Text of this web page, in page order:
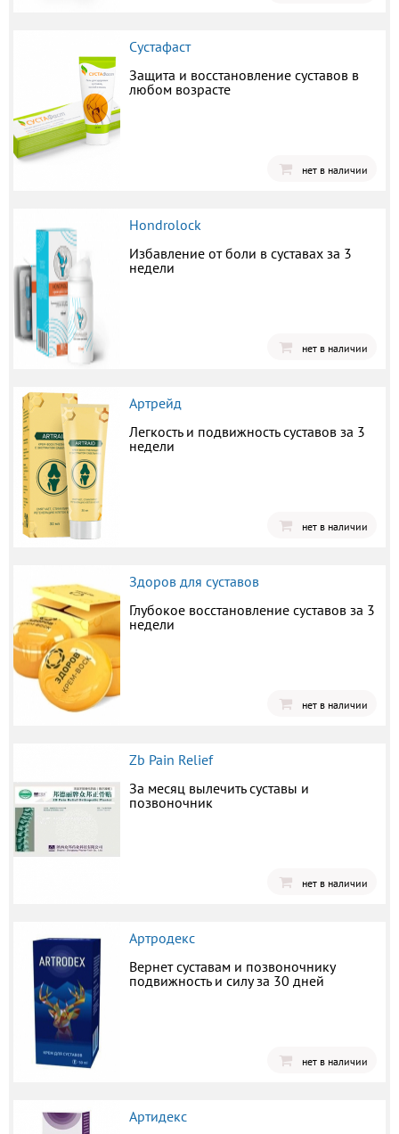
Сустафаст
Защита и восстановление суставов в
любом возрасте
нет в наличии
Hondrolock
Избавление от боли в суставах за 3
недели
нет в наличии
Артрейд
Легкость и подвижность суставов за 3
недели
нет в наличии
Здоров для суставов
Глубокое восстановление суставов за 3
недели
нет в наличии
Zb Pain Relief
За месяц вылечить суставы и
позвоночник
нет в наличии
Артродекс
Вернет суставам и позвоночнику
подвижность и силу за 30 дней
нет в наличии
Артидекс